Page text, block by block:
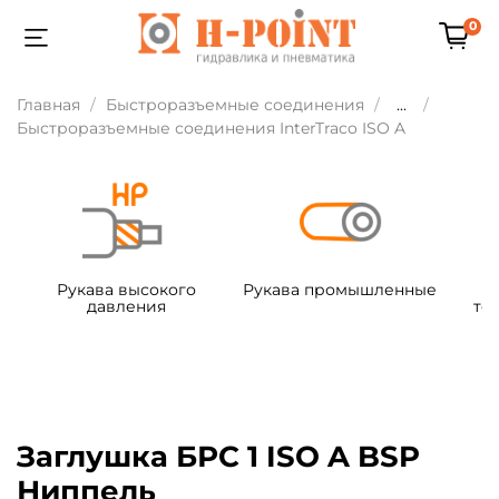
0
Главная Быстроразъемные соединения
...
Быстроразъемные соединения InterTraco ISO A
Рукава высокого
давления
Рукава промышленные
Заглушка БРС 1 ISO A BSP
Ниппель